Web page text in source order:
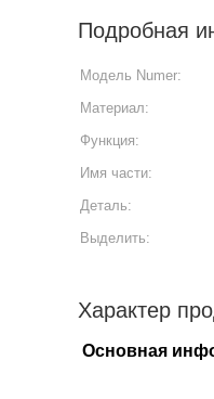
Подробная
Модель Numer:
Материал:
Функция:
Имя части:
Деталь:
Выделить:
Характер
Основная